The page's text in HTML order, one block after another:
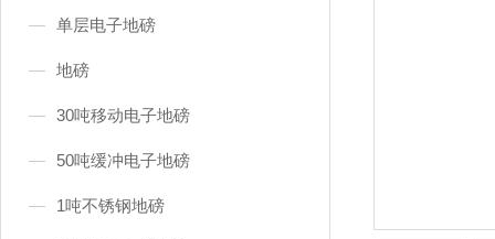
单层电子地磅
地磅
30吨移动电子地磅
50吨缓冲电子地磅
1吨不锈钢地磅